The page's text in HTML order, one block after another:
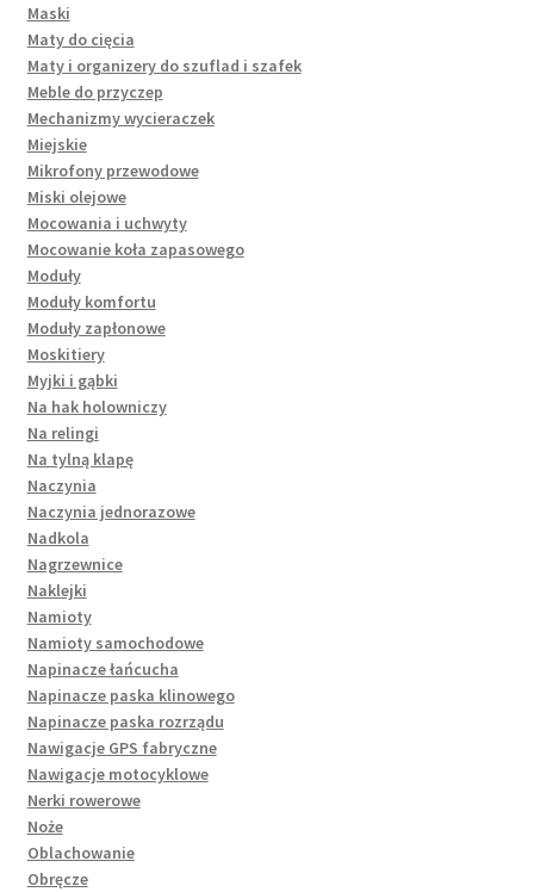
Maski
Maty do cięcia
Maty i organizery do szuflad i szafek
Meble do przyczep
Mechanizmy wycieraczek
Miejskie
Mikrofony przewodowe
Miski olejowe
Mocowania i uchwyty
Mocowanie koła zapasowego
Moduły
Moduły komfortu
Moduły zapłonowe
Moskitiery
Myjki i gąbki
Na hak holowniczy
Na relingi
Na tylną klapę
Naczynia
Naczynia jednorazowe
Nadkola
Nagrzewnice
Naklejki
Namioty
Namioty samochodowe
Napinacze łańcucha
Napinacze paska klinowego
Napinacze paska rozrządu
Nawigacje GPS fabryczne
Nawigacje motocyklowe
Nerki rowerowe
Noże
Oblachowanie
Obręcze